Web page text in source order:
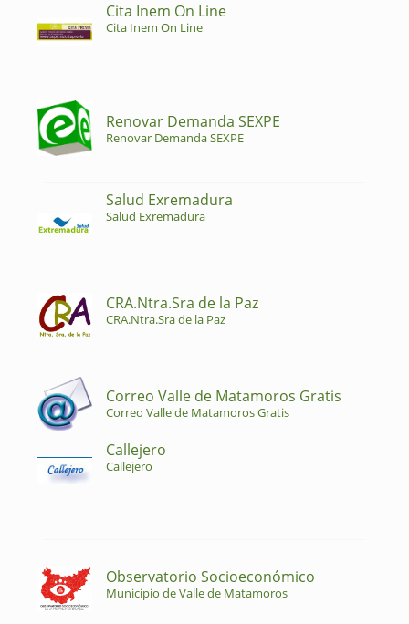
Cita Inem On Line
Cita Inem On Line
Renovar Demanda SEXPE
Renovar Demanda SEXPE
Salud Exremadura
Salud Exremadura
CRA.Ntra.Sra de la Paz
CRA.Ntra.Sra de la Paz
Correo Valle de Matamoros Gratis
Correo Valle de Matamoros Gratis
Callejero
Callejero
Observatorio Socioeconómico
Municipio de Valle de Matamoros